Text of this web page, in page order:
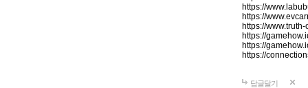
https://
https://
https://
https://
https://
https://
답글달기